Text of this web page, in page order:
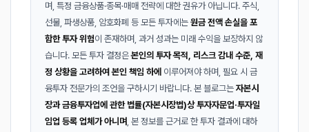
며, 특정 금융상품·종목·매매 전략에 대한 권유가 아닙니다. 주식,
선물, 파생상품, 암호화폐 등 모든 투자에는 원금 전액 손실을 포
함한 투자 위험이 존재하며, 과거 성과는 미래 수익을 보장하지 않
습니다. 모든 투자 결정은본인의 투자 목적, 리스크 감내 수준, 재
정 상황을 고려하여 본인 책임 하에 이루어져야 하며, 필요 시 금
융투자 전문가의 조언을 구하시기 바랍니다. 본 블로그는 자본시
장과 금융투자업에 관한 법률(자본시장법)상 투자자문업·투자일
임업 등록 업체가 아니며 , 본 정보를 근거로 한 투자 결과에 대하